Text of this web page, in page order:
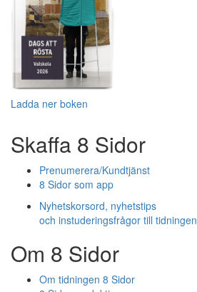
Ladda ner boken
Skaffa 8 Sidor
Prenumerera/Kundtjänst
8 Sidor som app
Nyhetskorsord, nyhetstips
och instuderingsfrågor till tidningen
Om 8 Sidor
Om tidningen 8 Sidor